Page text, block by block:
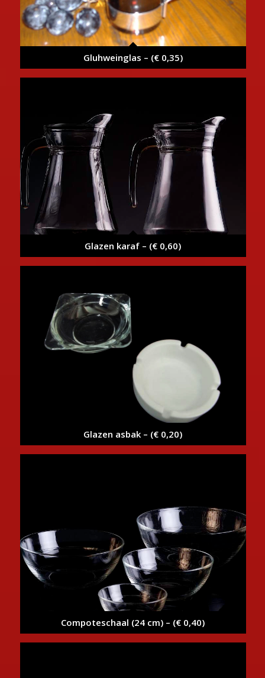
Gluhweinglas – (€ 0,35)
Glazen karaf – (€ 0,60)
Glazen asbak – (€ 0,20)
Compoteschaal (24 cm) – (€ 0,40)